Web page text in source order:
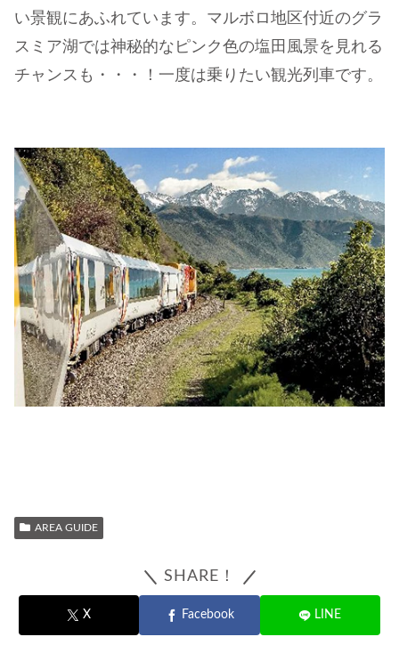
い景観にあふれています。マルボロ地区付近のグラ
スミア湖では神秘的なピンク色の塩田風景を見れる
チャンスも・・・！一度は乗りたい観光列車です。
AREA GUIDE
SHARE！
X Facebook LINE